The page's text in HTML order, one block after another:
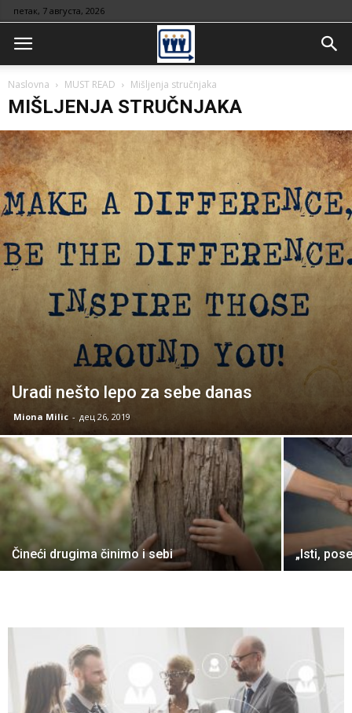
петак, 7 августа, 2026
Naslovna MUST READ Mišljenja stručnjaka
MIŠLJENJA STRUČNJAKA
Uradi nešto lepo za sebe danas
Miona Milic - дец 26, 2019
Čineći drugima činimo i sebi „Isti,